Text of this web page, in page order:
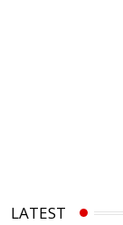
LATEST